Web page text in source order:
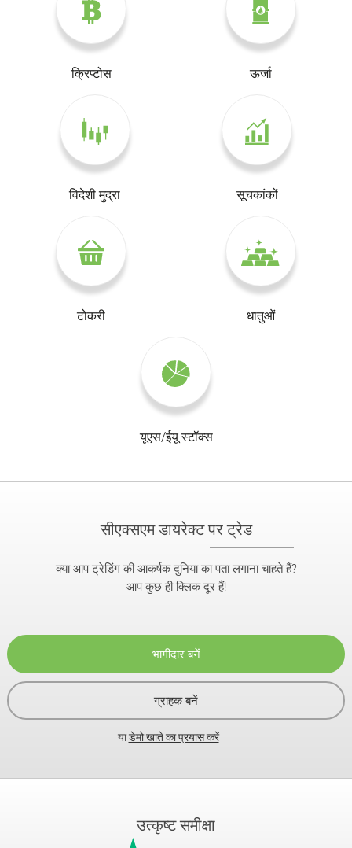
क्रिप्टोस ऊर्जा
विदेशी मुद्रा सूचकांकों
टोकरी धातुओं
यूएस/ईयू स्टॉक्स
सीएक्सएम डायरेक्ट पर ट्रेड
क्या आप ट्रेडिंग की आकर्षक दुनिया का पता लगाना चाहते हैं?
आप कुछ ही क्लिक दूर हैं!
भागीदार बनें
ग्राहक बनें
याडेमो खाते का प्रयास करें
उत्कृष्ट समीक्षा